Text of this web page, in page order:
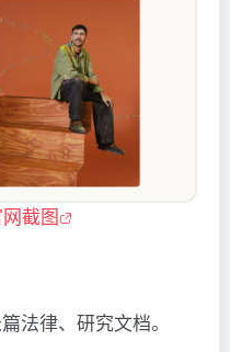
截图
法律、研究文档。